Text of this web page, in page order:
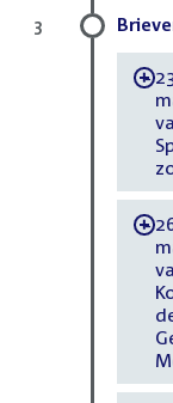
-
-
3